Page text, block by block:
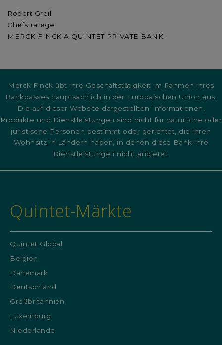
Robert Greil
Chefstratege
MERCK FINCK A QUINTET PRIVATE BANK
Merck Finck übt ihre Geschäftstätigkeit im Rahmen ihres
Bankpasses hauptsächlich in der Europäischen Union aus.
Die auf dieser Website dargestellten Informationen,
Produkte und Dienstleistungen sind nicht für natürliche oder
juristische Personen bestimmt oder gerichtet, die ihren
Wohnsitz in Ländern haben, in denen diese Bank ihre
Dienstleistungen nicht anbietet.
Quintet-Märkte
Quintet Global
Belgien
Dänemark
Deutschland
Großbritannien
Luxemburg
Niederlande